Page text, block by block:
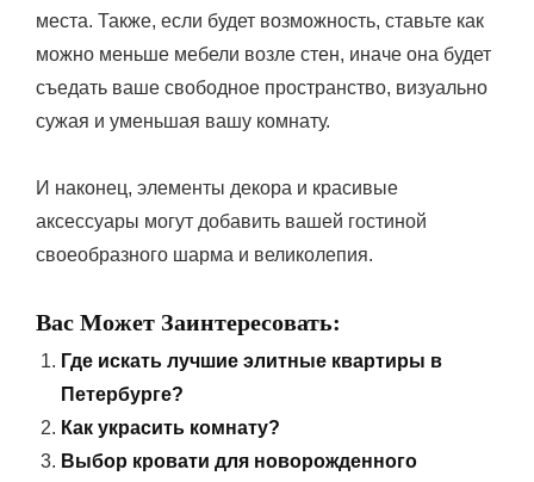
места. Также, если будет возможность, ставьте как
можно меньше мебели возле стен, иначе она будет
съедать ваше свободное пространство, визуально
сужая и уменьшая вашу комнату.
И наконец, элементы декора и красивые
аксессуары могут добавить вашей гостиной
своеобразного шарма и великолепия.
Вас Может Заинтересовать:
Где искать лучшие элитные квартиры в
Петербурге?
Как украсить комнату?
Выбор кровати для новорожденного